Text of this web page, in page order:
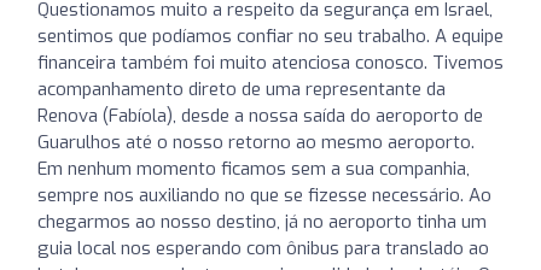
Questionamos muito a respeito da segurança em Israel,
sentimos que podíamos confiar no seu trabalho. A equipe
financeira também foi muito atenciosa conosco. Tivemos
acompanhamento direto de uma representante da
Renova (Fabíola), desde a nossa saída do aeroporto de
Guarulhos até o nosso retorno ao mesmo aeroporto.
Em nenhum momento ficamos sem a sua companhia,
sempre nos auxiliando no que se fizesse necessário. Ao
chegarmos ao nosso destino, já no aeroporto tinha um
guia local nos esperando com ônibus para translado ao